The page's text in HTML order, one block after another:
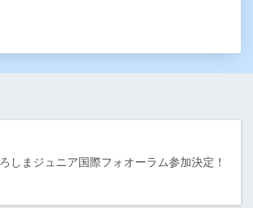
しまジュニア国際フォオーラム参加決定！